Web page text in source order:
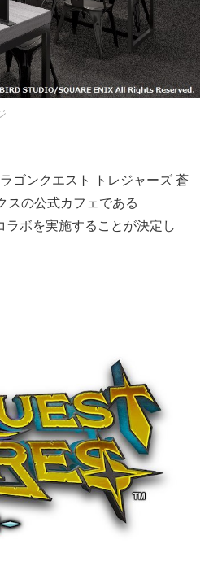
ゴンクエスト トレジャーズ 蒼
スの公式カフェである
ラボを実施することが決定し